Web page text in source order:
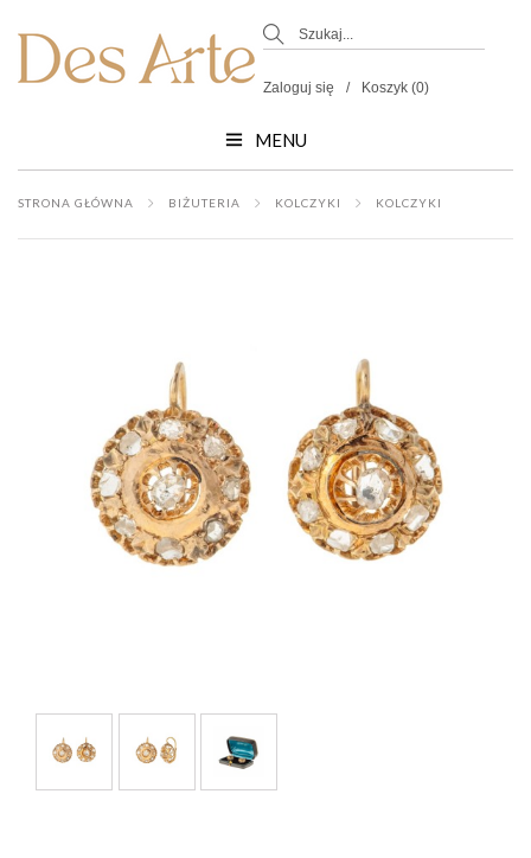
Zaloguj się Koszyk (0)
MENU
STRONA GŁÓWNA BIŻUTERIA KOLCZYKI KOLCZYKI